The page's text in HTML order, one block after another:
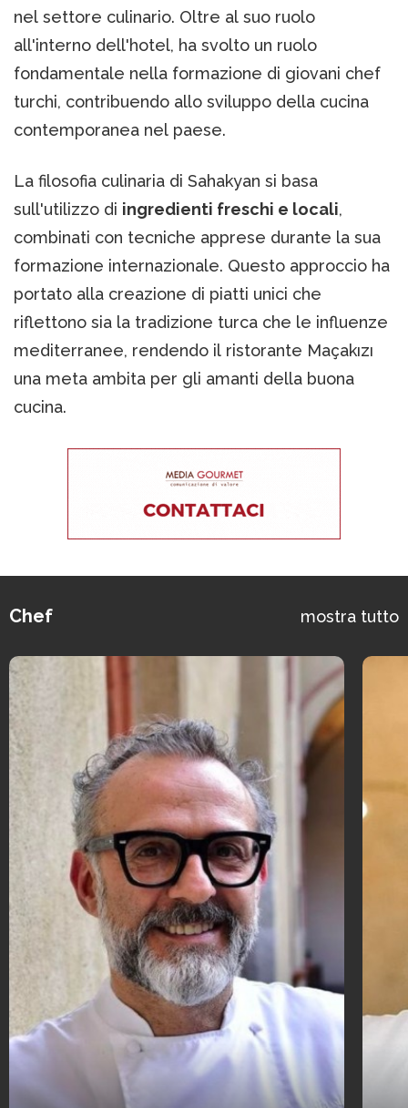
nel settore culinario. Oltre al suo ruolo
all'interno dell'hotel, ha svolto un ruolo
fondamentale nella formazione di giovani chef
turchi, contribuendo allo sviluppo della cucina
contemporanea nel paese. ​
La filosofia culinaria di Sahakyan si basa
sull'utilizzo di ingredienti freschi e locali,
combinati con tecniche apprese durante la sua
formazione internazionale. Questo approccio ha
portato alla creazione di piatti unici che
riflettono sia la tradizione turca che le influenze
mediterranee, rendendo il ristorante Maçakızı
una meta ambita per gli amanti della buona
cucina.
Chef mostra tutto